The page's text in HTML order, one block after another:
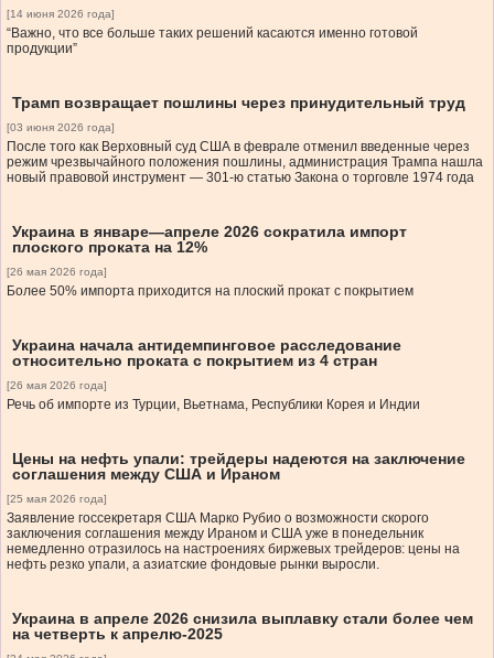
[14 июня 2026 года]
“Важно, что все больше таких решений касаются именно готовой
продукции”
Трамп возвращает пошлины через принудительный труд
[03 июня 2026 года]
После того как Верховный суд США в феврале отменил введенные через
режим чрезвычайного положения пошлины, администрация Трампа нашла
новый правовой инструмент — 301-ю статью Закона о торговле 1974 года
Украина в январе—апреле 2026 сократила импорт
плоского проката на 12%
[26 мая 2026 года]
Более 50% импорта приходится на плоский прокат с покрытием
Украина начала антидемпинговое расследование
относительно проката с покрытием из 4 стран
[26 мая 2026 года]
Речь об импорте из Турции, Вьетнама, Республики Корея и Индии
Цены на нефть упали: трейдеры надеются на заключение
соглашения между США и Ираном
[25 мая 2026 года]
Заявление госсекретаря США Марко Рубио о возможности скорого
заключения соглашения между Ираном и США уже в понедельник
немедленно отразилось на настроениях биржевых трейдеров: цены на
нефть резко упали, а азиатские фондовые рынки выросли.
Украина в апреле 2026 снизила выплавку стали более чем
на четверть к апрелю-2025